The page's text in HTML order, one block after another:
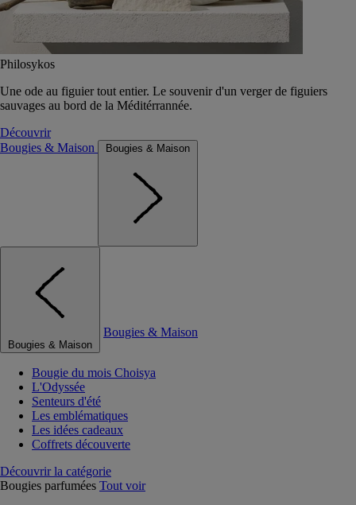
Philosykos
Une ode au figuier tout entier. Le souvenir d'un verger de figuiers
sauvages au bord de la Méditérrannée.
Découvrir
Bougies & Maison
Bougies & Maison
Bougies & Maison
Bougies & Maison
Bougie du mois Choisya
L'Odyssée
Senteurs d'été
Les emblématiques
Les idées cadeaux
Coffrets découverte
Découvrir la catégorie
Bougies parfumées Tout voir